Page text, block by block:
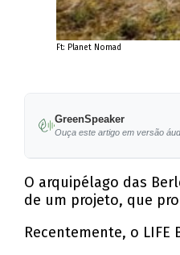
Ft: Planet Nomad
GreenSpeaker
Ouça este artigo em versão
O arquipélago das
de um projeto, que
Recentemente, o